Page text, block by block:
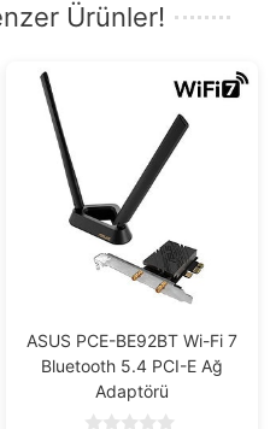
Ürünler!
ASUS PCE-BE92BT Wi-Fi 7
Bluetooth 5.4 PCI-E Ağ
Adaptörü